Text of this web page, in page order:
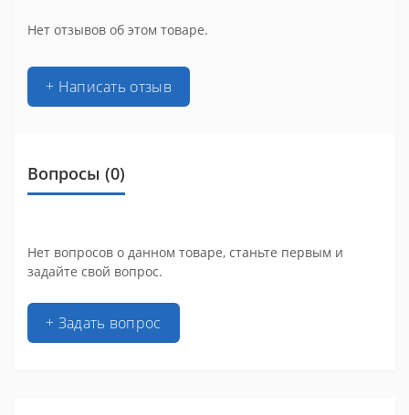
Нет отзывов об этом товаре.
+ Написать отзыв
Вопросы (0)
Нет вопросов о данном товаре, станьте первым и
задайте свой вопрос.
+ Задать вопрос